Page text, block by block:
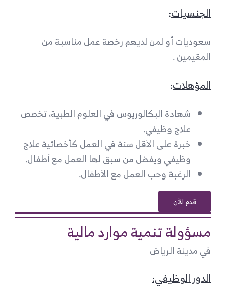
الجنسيات:
سعوديات أو لمن لديهم رخصة عمل مناسبة من
المقيمين .
المؤهلات:
شهادة البكالوريوس في العلوم الطبية، تخصص
علاج وظيفي.
خبرة على الأقل سنة في العمل كأخصائية علاج
وظيفي ويفضل من سبق لها العمل مع أطفال.
الرغبة وحب العمل مع الأطفال.
قدم الآن
مسؤولة تنمية موارد مالية
في مدينة الرياض
الدور الوظيفي: